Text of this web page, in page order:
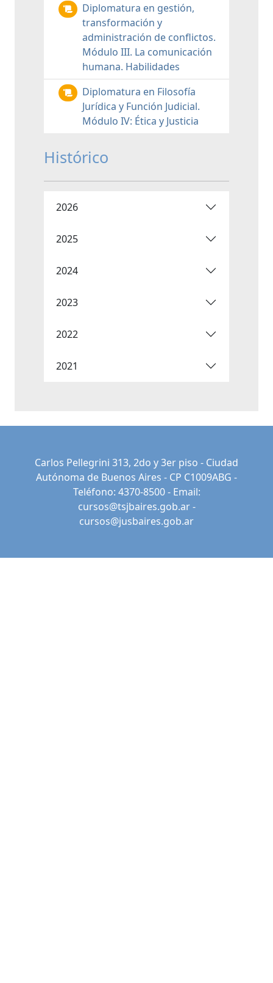
Diplomatura en gestión,
transformación y
administración de conflictos.
Módulo III. La comunicación
humana. Habilidades
Diplomatura en Filosofía
Jurídica y Función Judicial.
Módulo IV: Ética y Justicia
Histórico
2026
2025
2024
2023
2022
2021
Carlos Pellegrini 313, 2do y 3er piso - Ciudad
Autónoma de Buenos Aires - CP C1009ABG -
Teléfono: 4370-8500 - Email:
cursos@tsjbaires.gob.ar-
cursos@jusbaires.gob.ar